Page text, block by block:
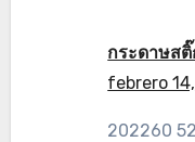
กระดาษส
febrero
202260